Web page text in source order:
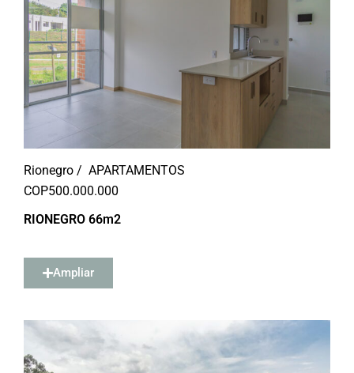
Rionegro / APARTAMENTOS
COP500.000.000
RIONEGRO 66m2
Ampliar